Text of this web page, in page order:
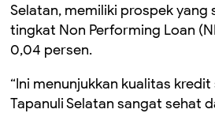
Selatan, memiliki prospek yang
tingkat Non Performing Loan
0,04 persen.
“Ini menunjukkan kualitas
Tapanuli Selatan sangat sehat